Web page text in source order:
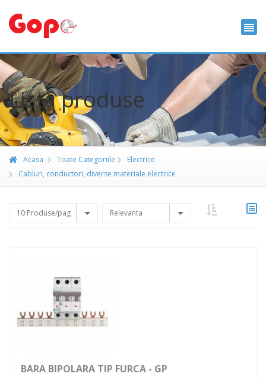
Lista produse
Acasa Toate Categoriile
Electrice
Cabluri, conductori, diverse materiale electrice
10 Produse/pag Relevanta
BARA BIPOLARA TIP FURCA - GP